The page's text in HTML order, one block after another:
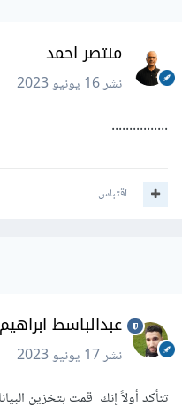
منتصر احمد
نشر16 يونيو 2023
................
اقتباس
عبدالباسط ابراهيم
نشر17 يونيو 2023